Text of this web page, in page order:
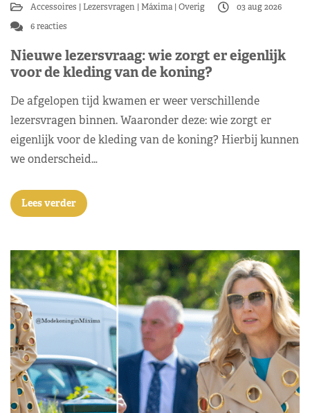
Accessoires Lezersvragen Máxima Overig
03 aug 2026
6 reacties
Nieuwe lezersvraag: wie zorgt er eigenlijk
voor de kleding van de koning?
De afgelopen tijd kwamen er weer verschillende
lezersvragen binnen. Waaronder deze: wie zorgt er
eigenlijk voor de kleding van de koning? Hierbij kunnen
we onderscheid…
Lees verder